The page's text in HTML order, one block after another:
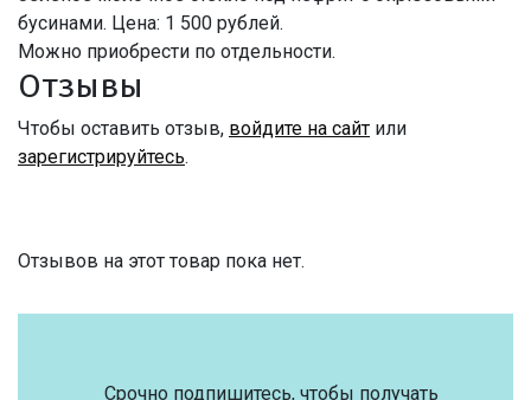
бусинами. Цена: 1 500 рублей.
Можно приобрести по отдельности.
Отзывы
Чтобы оставить отзыв, войдите на сайт или
зарегистрируйтесь.
Отзывов на этот товар пока нет.
Срочно подпишитесь, чтобы получать